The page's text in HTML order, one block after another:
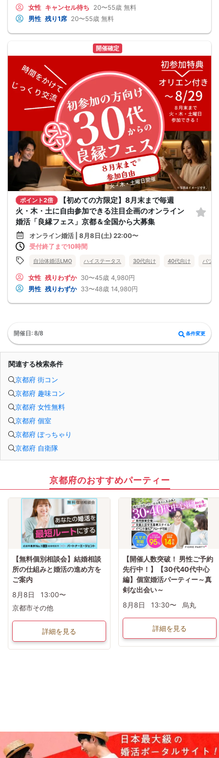
女性 キャンセル待ち 20〜55歳 無料
男性 残り1席 20〜55歳 無料
開催確定
ポイント2倍
【初めての方限定】8月末まで毎週
火・木・土に自由参加できる注目企画のオンライン
婚活「良縁フェス」京都＆全国から大募集
オンライン婚活 | 8月8日(土) 22:00〜
受付終了まで10時間
自治体婚活LMO ハイステータス 30代向け 40代向け バツ
女性 残りわずか 30〜45歳 4,980円
男性 残りわずか 33〜48歳 14,980円
開催日: 8/8 条件変更
関連する検索条件
京都府 街コン
京都府 趣味コン
京都府 女性無料
京都府 個室
京都府 ぽっちゃり
京都府 自衛隊
京都府のおすすめパーティー
【無料個別相談会】結婚相談
所の仕組みと婚活の進め方を
ご案内
8月8日
13:00〜
京都市その他
詳細を見る
【開催人数突破！ 男性ご予約
先行中！】【30代40代中心
編】個室婚活パーティー～真
剣な出会い～
8月8日
13:30〜 烏丸
詳細を見る